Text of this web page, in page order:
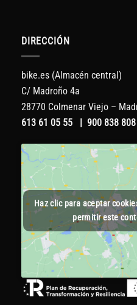
DIRECCIÓN
bike.es (Almacén central)
C/ Madroño 4a
28770 Colmenar Viejo –
613 61 05 55 | 900 838 808
Haz clic para aceptar
permitir este